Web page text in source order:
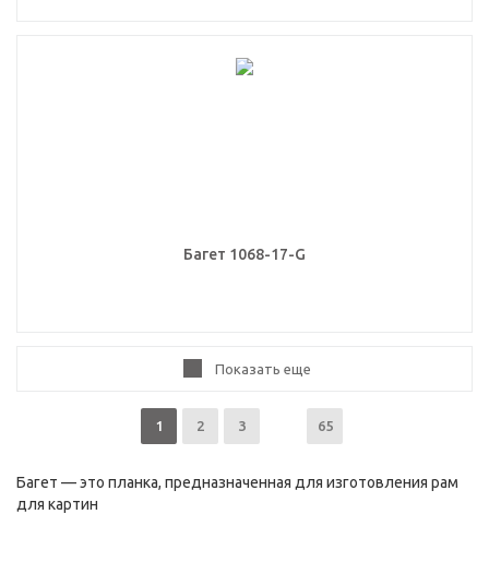
Багет 1068-17-G
Показать еще
1 2 3 65
Багет — это планка, предназначенная для изготовления рам
для картин